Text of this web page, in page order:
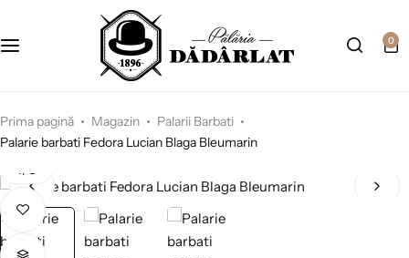
0
Prima pagină Magazin
Palarii Barbati
Palarie barbati Fedora Lucian Blaga Bleumarin
1/ 3